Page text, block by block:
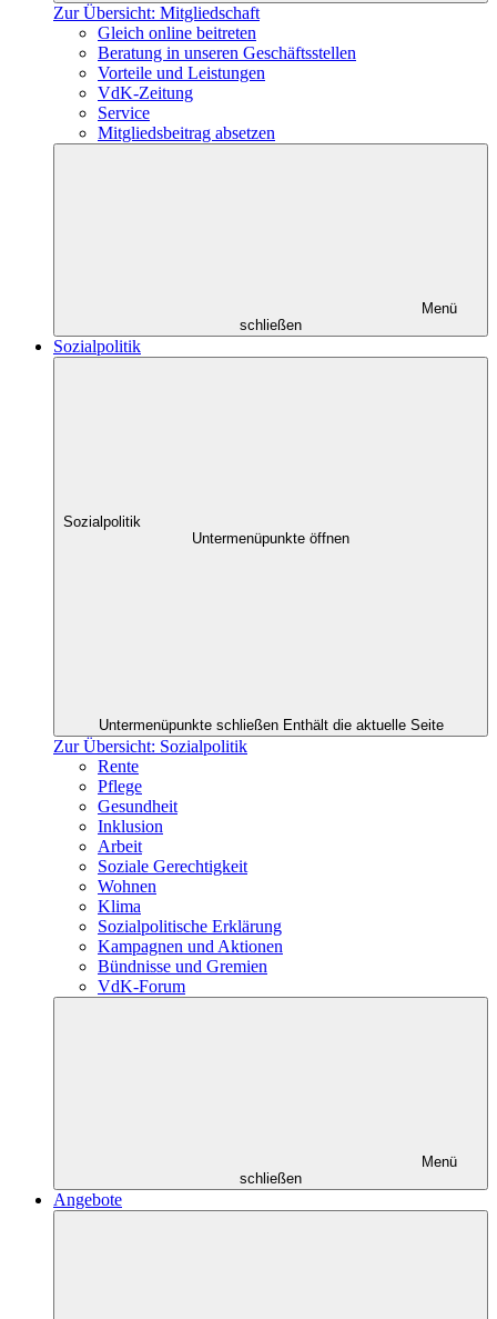
Zur Übersicht: Mitgliedschaft
Gleich online beitreten
Beratung in unseren Geschäftsstellen
Vorteile und Leistungen
VdK-Zeitung
Service
Mitgliedsbeitrag absetzen
Menü
schließen
Sozialpolitik
Sozialpolitik
Untermenüpunkte öffnen
Untermenüpunkte schließen Enthält die aktuelle Seite
Zur Übersicht: Sozialpolitik
Rente
Pflege
Gesundheit
Inklusion
Arbeit
Soziale Gerechtigkeit
Wohnen
Klima
Sozialpolitische Erklärung
Kampagnen und Aktionen
Bündnisse und Gremien
VdK-Forum
Menü
schließen
Angebote